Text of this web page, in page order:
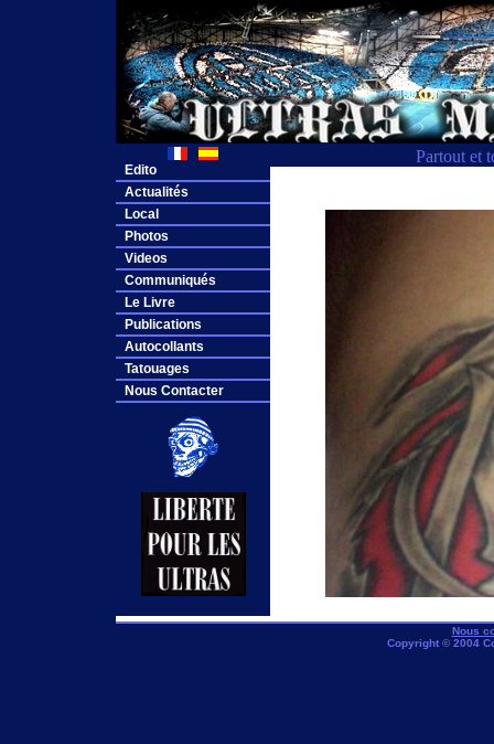
Partout et
Edito
Actualités
Local
Photos
Videos
Communiqués
Le Livre
Publications
Autocollants
Tatouages
Nous Contacter
Nous
Copyright © 2004